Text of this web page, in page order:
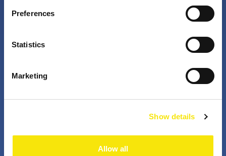
Preferences
Statistics
Marketing
Show details
Allow all
che fanno gli innovatori: cercano costantemente
soluzioni migliori per risolvere i problemi. Il mondo di
+
anni di attività partner nei progetti
+ Bn €